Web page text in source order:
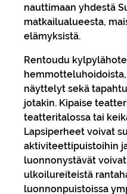
nauttimaan yhdestä
matkailualueesta,
elämyksistä.
Rentoudu
näyttelyt sekä
jotakin. Kipaise
teatteritalossa tai
Lapsiperheet voivat
aktiviteettipuistoihin
luonnonystävät
ulkoilureiteistä
luonnonpuistoissa